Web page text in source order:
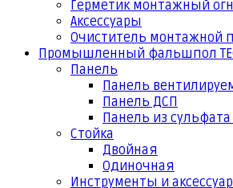
Герметик монтажный
Аксессуары
Очиститель монтажной
Промышленный фальшпол
Панель
Панель
Панель ДСП
Панель из
Стойка
Двойная
Одиночная
Инструменты и